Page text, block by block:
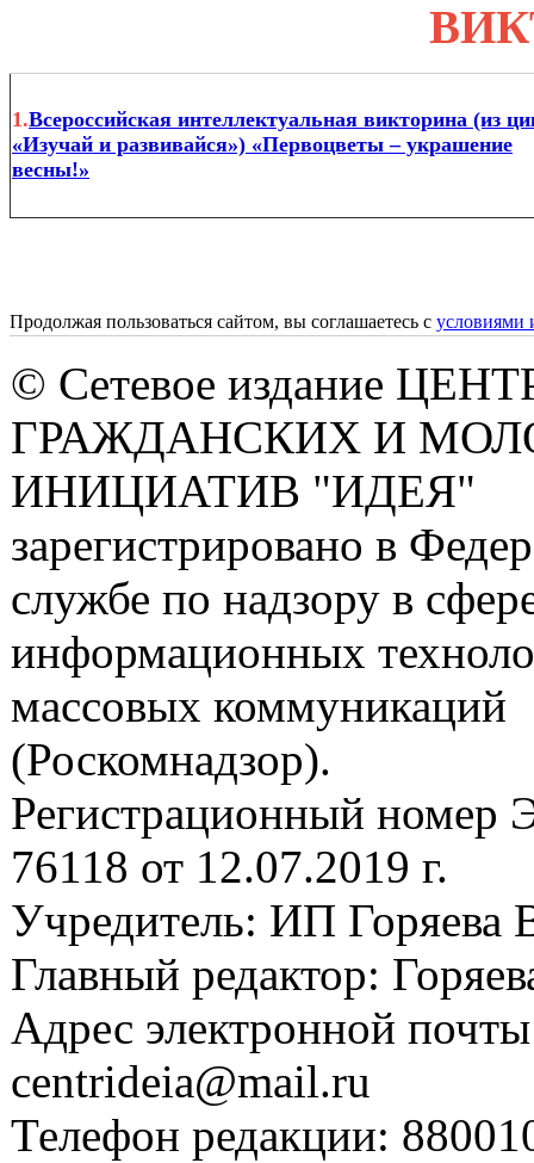
1.Всероссийская интеллектуальная викторина (из
«Изучай и развивайся») «Первоцветы – украшение
весны!»
Продолжая пользоваться сайтом, вы соглашаетесь с условиями
© Сетевое издание
ГРАЖДАНСКИХ И
ИНИЦИАТИВ "ИДЕЯ"
зарегистрировано в
службе по надзору в
информационных
массовых коммуникаций
(Роскомнадзор).
Регистрационный
76118 от 12.07.2019 г.
Учредитель: ИП Горяева
Главный редактор:
Адрес электронной
centrideia@mail.ru
Телефон редакции: